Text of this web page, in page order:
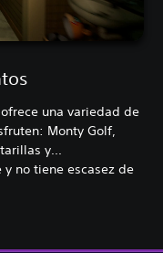
una variedad de
Monty Golf,
y...
y no tiene escasez de